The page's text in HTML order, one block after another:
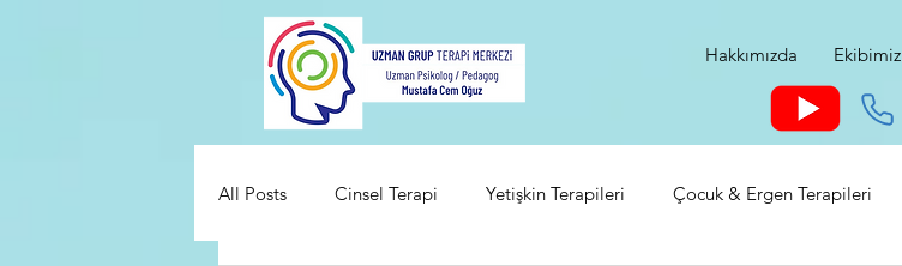
Hakkımızda Ekibimiz
All Posts Cinsel Terapi Yetişkin Terapileri Çocuk & Ergen Terapileri